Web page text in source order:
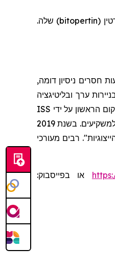
(
bitopertin
) שלה.
חסרים ניסיון דומה,
ערך ובליטיגציה
הראשון על ידי ISS
שרותי תביעה ייצוגית, בגין מספר יישובי תביעות ייצוגיות בשנת 2017. המשרד מדורג בין ארבעת הראשונים מדי שנה מאז שנת 2013, והחזיר מאות מיליוני דולרים למשקיעים. בשנת 2019
רבים מעורכי
או בפייסבוק: